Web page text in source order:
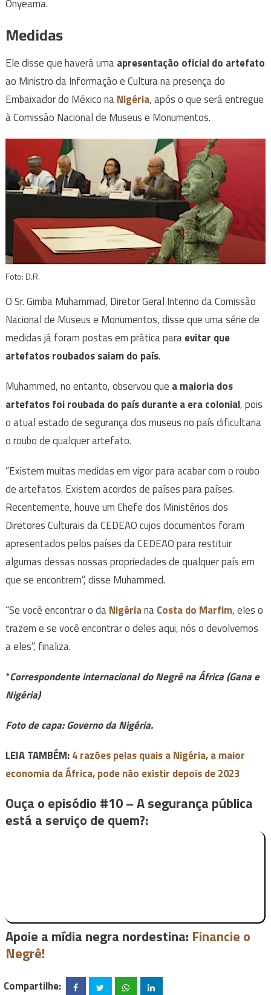
Onyeama.
Medidas
Ele disse que haverá umaapresentação oficial do artefato
ao Ministro da Informação e Cultura na presença do
Embaixador do México naNigéria, após o que será entregue
à Comissão Nacional de Museus e Monumentos.
Foto: D.R.
O Sr. Gimba Muhammad, Diretor Geral Interino da Comissão
Nacional de Museus e Monumentos, disse que uma série de
medidas já foram postas em prática paraevitar que
artefatos roubados saiam do país.
Muhammed, no entanto, observou que a maioria dos
artefatos foi roubada do país durante a era colonial, pois
o atual estado de segurança dos museus no país dificultaria
o roubo de qualquer artefato.
“Existem muitas medidas em vigor para acabar com o roubo
de artefatos. Existem acordos de países para países.
Recentemente, houve um Chefe dos Ministérios dos
Diretores Culturais da CEDEAO cujos documentos foram
apresentados pelos países da CEDEAO para restituir
algumas dessas nossas propriedades de qualquer país em
que se encontrem”, disse Muhammed.
“Se você encontrar o daNigérianaCosta do Marfim, eles o
trazem e se você encontrar o deles aqui, nós o devolvemos
a eles”, finaliza.
*Correspondente internacional do Negrê na África (Gana e
Nigéria)
Foto de capa: Governo da Nigéria.
LEIA TAMBÉM:4 razões pelas quais a Nigéria, a maior
economia da África, pode não existir depois de 2023
Ouça o episódio #10 – A segurança pública
está a serviço de quem?:
Apoie a mídia negra nordestina: Financie o
Negrê!
Compartilhe: